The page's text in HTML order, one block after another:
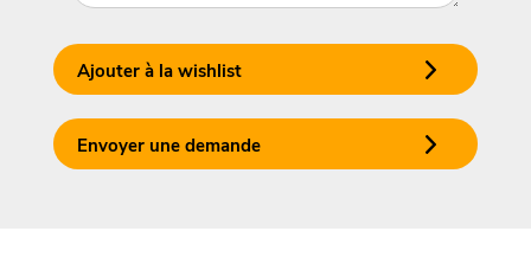
Ajouter à la wishlist
Envoyer une demande